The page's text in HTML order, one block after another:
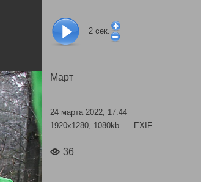
2 сек.
Март
24 марта 2022, 17:44
1920x1280, 1080kb
EXIF
36